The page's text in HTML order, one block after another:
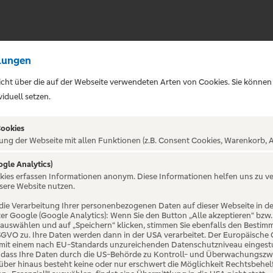
NICHT
über die auf der Webseite verwendeten Arten von Cookies. Sie
setzen.
der Webseite mit allen Funktionen (z.B. Consent Cookies, Warenkorb,
Analytics)
erfassen Informationen anonym. Diese Informationen helfen uns zu
Website nutzen.
Verarbeitung Ihrer personenbezogenen Daten auf dieser Webseite in
Google (Google Analytics): Wenn Sie den Button „Alle akzeptieren“
und auf „Speichern“ klicken, stimmen Sie ebenfalls den
zu. Ihre Daten werden dann in der USA verarbeitet. Der
einem nach EU-Standards unzureichenden Datenschutzniveau
Ihre Daten durch die US-Behörde zu Kontroll- und
hinaus besteht keine oder nur erschwert die Möglichkeit